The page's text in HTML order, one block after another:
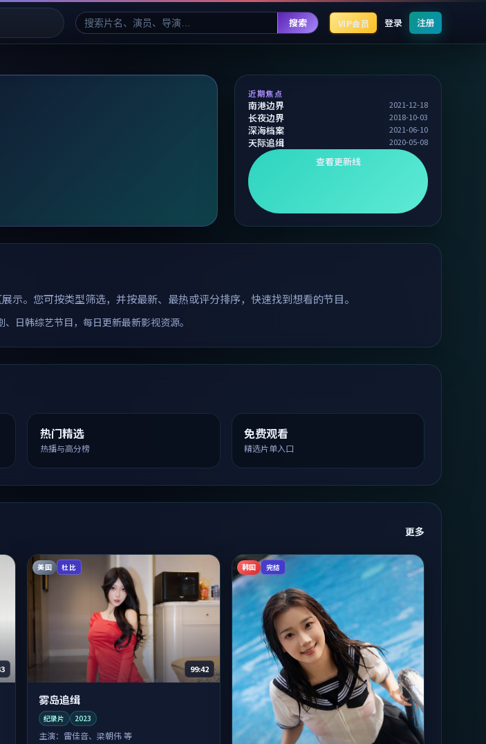
搜索 VIP会员 登录 注册
近期焦点
南港边界 2021-12-18
长夜边界 2018-10-03
深海档案 2021-06-10
天际追缉 2020-05-08
查看更新线
。您可按类型筛选，并按最新、最热或评分排序，快速找到想看的节目。
日韩综艺节目，每日更新最新影视资源。
热门精选
热播与高分榜
免费观看
精选片单入口
更多
美国 杜比
99:42
雾岛追缉
纪录片 2023
主演： 雷佳音、梁朝伟 等
韩国 完结